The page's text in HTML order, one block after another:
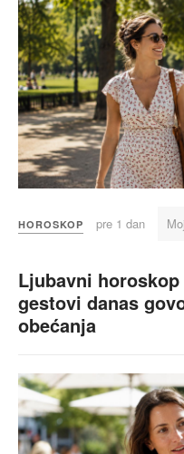
HOROSKOP pre 1 dan
Ljubavni
gestovi danas
obećanja